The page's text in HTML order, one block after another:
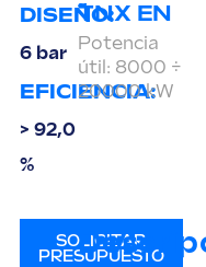
DISEÑO:
6 bar
EFICIENCIA:
> 92,0
%
SOLICITAR
PRESUPUESTO
TNX EN
Potencia
útil: 8000 ÷
20000 kW